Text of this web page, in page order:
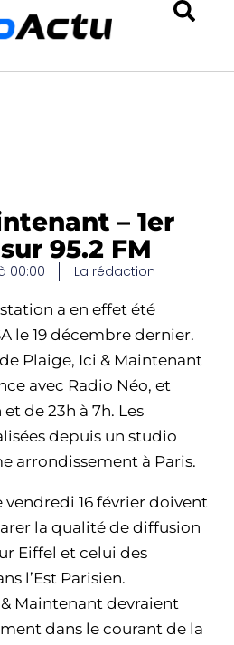
– 1er
95.2 FM
00:00 La rédaction
a en effet été
le 19 décembre dernier.
Plaige, Ici & Maintenant
avec Radio Néo, et
de 23h à 7h. Les
depuis un studio
arrondissement à Paris.
vendredi 16 février doivent
la qualité de diffusion
Eiffel et celui des
l’Est Parisien.
Maintenant devraient
dans le courant de la